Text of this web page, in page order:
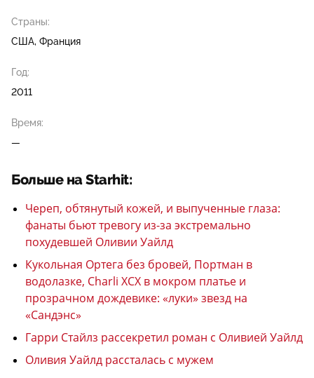
Страны:
США, Франция
Год:
2011
Время:
—
Больше на Starhit:
Череп, обтянутый кожей, и выпученные глаза:
фанаты бьют тревогу из-за экстремально
похудевшей Оливии Уайлд
Кукольная Ортега без бровей, Портман в
водолазке, Charli XCX в мокром платье и
прозрачном дождевике: «луки» звезд на
«Сандэнс»
Гарри Стайлз рассекретил роман с Оливией Уайлд
Оливия Уайлд рассталась с мужем